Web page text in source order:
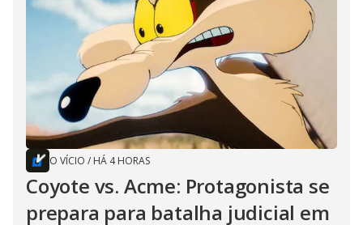
O VÍCIO / HÁ 4 HORAS
Coyote vs. Acme: Protagonista se
prepara para batalha judicial em